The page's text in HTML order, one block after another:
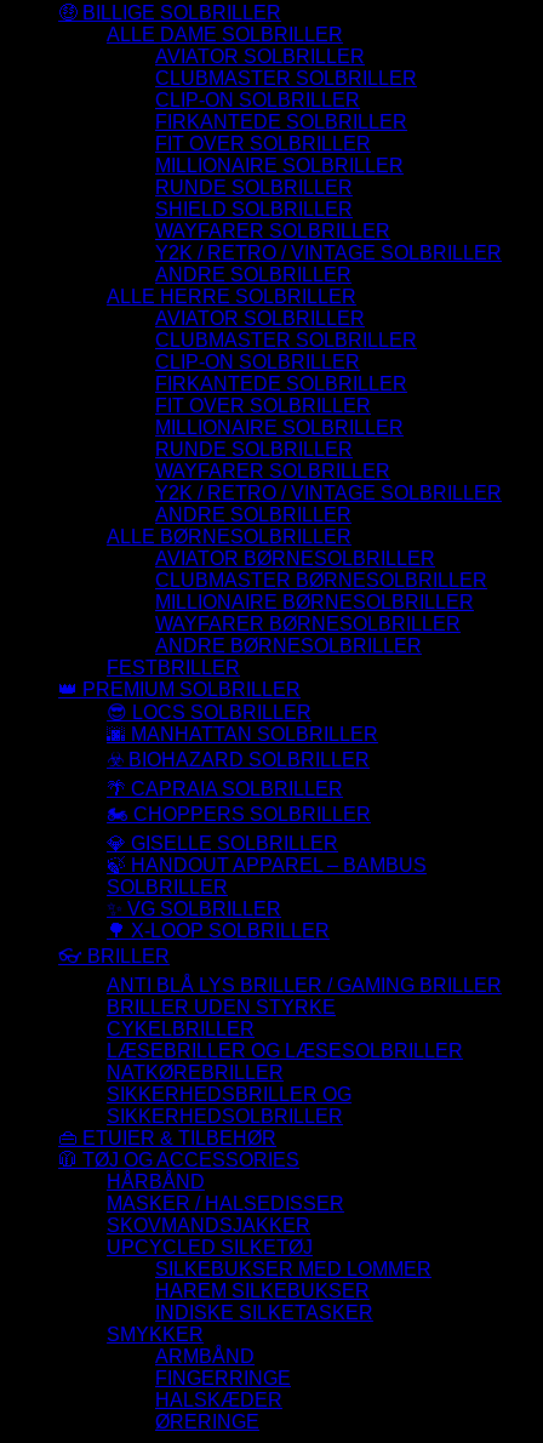
🤑 BILLIGE SOLBRILLER
ALLE DAME SOLBRILLER
AVIATOR SOLBRILLER
CLUBMASTER SOLBRILLER
CLIP-ON SOLBRILLER
FIRKANTEDE SOLBRILLER
FIT OVER SOLBRILLER
MILLIONAIRE SOLBRILLER
RUNDE SOLBRILLER
SHIELD SOLBRILLER
WAYFARER SOLBRILLER
Y2K / RETRO / VINTAGE SOLBRILLER
ANDRE SOLBRILLER
ALLE HERRE SOLBRILLER
AVIATOR SOLBRILLER
CLUBMASTER SOLBRILLER
CLIP-ON SOLBRILLER
FIRKANTEDE SOLBRILLER
FIT OVER SOLBRILLER
MILLIONAIRE SOLBRILLER
RUNDE SOLBRILLER
WAYFARER SOLBRILLER
Y2K / RETRO / VINTAGE SOLBRILLER
ANDRE SOLBRILLER
ALLE BØRNESOLBRILLER
AVIATOR BØRNESOLBRILLER
CLUBMASTER BØRNESOLBRILLER
MILLIONAIRE BØRNESOLBRILLER
WAYFARER BØRNESOLBRILLER
ANDRE BØRNESOLBRILLER
FESTBRILLER
👑 PREMIUM SOLBRILLER
😎 LOCS SOLBRILLER
🌆 MANHATTAN SOLBRILLER
☣️ BIOHAZARD SOLBRILLER
🌴 CAPRAIA SOLBRILLER
🏍️ CHOPPERS SOLBRILLER
💎 GISELLE SOLBRILLER
🍃 HANDOUT APPAREL – BAMBUS
SOLBRILLER
✨ VG SOLBRILLER
🌳 X-LOOP SOLBRILLER
👓 BRILLER
ANTI BLÅ LYS BRILLER / GAMING BRILLER
BRILLER UDEN STYRKE
CYKELBRILLER
LÆSEBRILLER OG LÆSESOLBRILLER
NATKØREBRILLER
SIKKERHEDSBRILLER OG
SIKKERHEDSOLBRILLER
👜 ETUIER & TILBEHØR
🧥 TØJ OG ACCESSORIES
HÅRBÅND
MASKER / HALSEDISSER
SKOVMANDSJAKKER
UPCYCLED SILKETØJ
SILKEBUKSER MED LOMMER
HAREM SILKEBUKSER
INDISKE SILKETASKER
SMYKKER
ARMBÅND
FINGERRINGE
HALSKÆDER
ØRERINGE